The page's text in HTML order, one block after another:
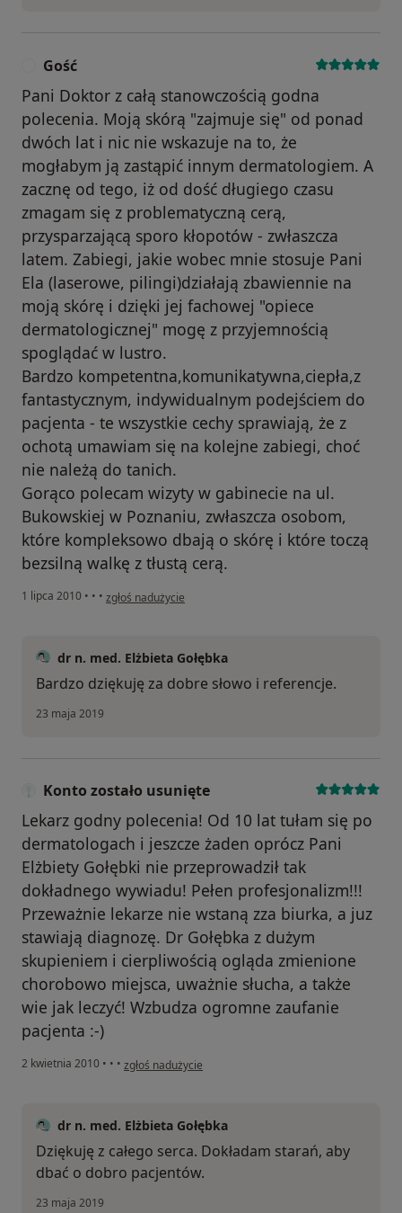
Gość
Pani Doktor z całą stanowczością godna
polecenia. Moją skórą "zajmuje się" od ponad
dwóch lat i nic nie wskazuje na to, że
mogłabym ją zastąpić innym dermatologiem. A
zacznę od tego, iż od dość długiego czasu
zmagam się z problematyczną cerą,
przysparzającą sporo kłopotów - zwłaszcza
latem. Zabiegi, jakie wobec mnie stosuje Pani
Ela (laserowe, pilingi)działają zbawiennie na
moją skórę i dzięki jej fachowej "opiece
dermatologicznej" mogę z przyjemnością
spoglądać w lustro.
Bardzo kompetentna,komunikatywna,ciepła,z
fantastycznym, indywidualnym podejściem do
pacjenta - te wszystkie cechy sprawiają, że z
ochotą umawiam się na kolejne zabiegi, choć
nie należą do tanich.
Gorąco polecam wizyty w gabinecie na ul.
Bukowskiej w Poznaniu, zwłaszcza osobom,
które kompleksowo dbają o skórę i które toczą
bezsilną walkę z tłustą cerą.
1 lipca 2010 • • • w opinii użytkownika Gość
zgłoś nadużycie
dr n. med. Elżbieta Gołębka
Bardzo dziękuję za dobre słowo i referencje.
23 maja 2019
Konto zostało usunięte
Lekarz godny polecenia! Od 10 lat tułam się po
dermatologach i jeszcze żaden oprócz Pani
Elżbiety Gołębki nie przeprowadził tak
dokładnego wywiadu! Pełen profesjonalizm!!!
Przeważnie lekarze nie wstaną zza biurka, a juz
stawiają diagnozę. Dr Gołębka z dużym
skupieniem i cierpliwością ogląda zmienione
chorobowo miejsca, uważnie słucha, a także
wie jak leczyć! Wzbudza ogromne zaufanie
pacjenta :-)
2 kwietnia 2010 • • • w opinii użytkownika Konto zostało usunięte
zgłoś nadużycie
dr n. med. Elżbieta Gołębka
Dziękuję z całego serca. Dokładam starań, aby
dbać o dobro pacjentów.
23 maja 2019